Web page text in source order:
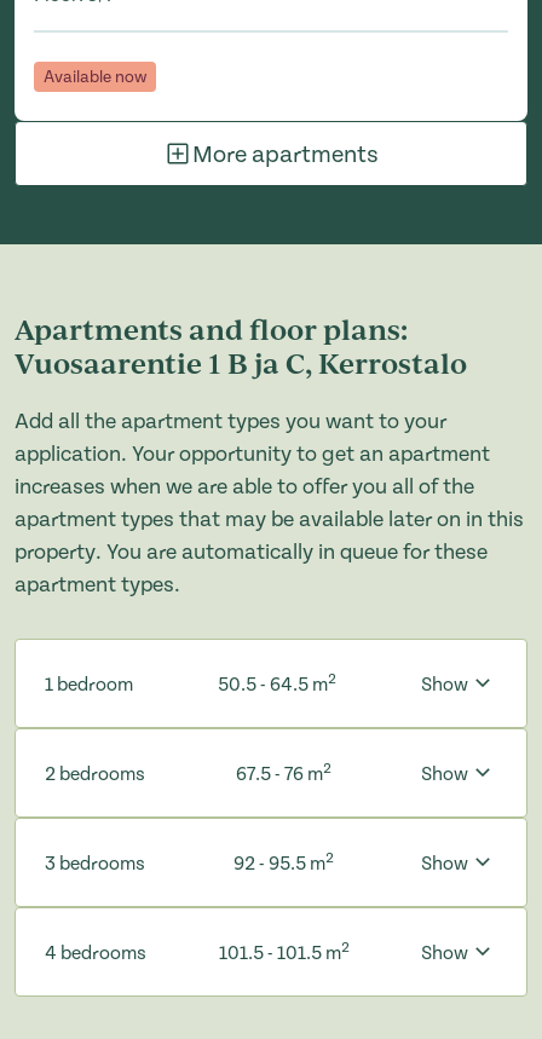
Available now
More apartments
Apartments and floor plans:
Vuosaarentie 1 B ja C, Kerrostalo
Add all the apartment types you want to your
application. Your opportunity to get an apartment
increases when we are able to offer you all of the
apartment types that may be available later on in this
property. You are automatically in queue for these
apartment types.
1 bedroom 50.5 - 64.5 m2 Show
2 bedrooms 67.5 - 76 m2 Show
3 bedrooms 92 - 95.5 m2 Show
4 bedrooms 101.5 - 101.5 m2 Show